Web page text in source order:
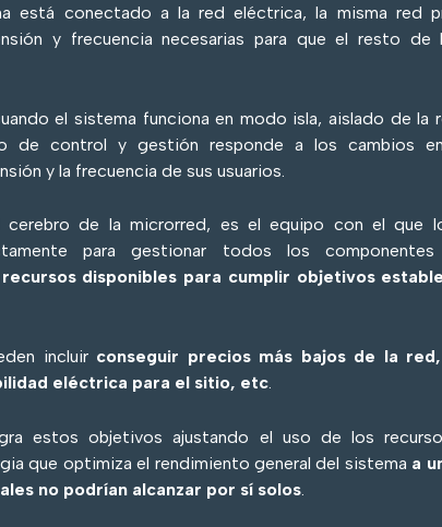
está conectado a la red eléctrica, la misma red
y frecuencia necesarias para que el resto de
el sistema funciona en modo isla, aislado de la
de control y gestión responde a los cambios
y la frecuencia de sus usuarios.
cerebro de la microrred, es el equipo con el que
para gestionar todos los
disponibles para cumplir objetivos
incluir conseguir precios más bajos de la
eléctrica para el sitio, etc.
estos objetivos ajustando el uso de los
que optimiza el rendimiento general del sistema a
no podrían alcanzar por sí solos